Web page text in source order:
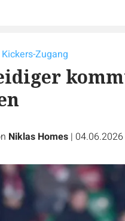
Zugang
Niklas Homes |